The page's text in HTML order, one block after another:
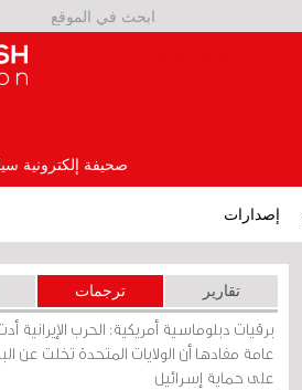
صحيفة إلكترونية
إصدارات
تقارير ترجمات
برقيات دبلوماسية أمريكية: الحرب الإيرانية
عامة مفادها أن الولايات المتحدة تخلت عن
على حماية إسرائيل